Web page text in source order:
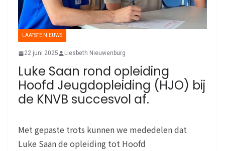
LAATSTE NIEUWS
22 juni 2025 Liesbeth Nieuwenburg
Luke Saan rond opleiding
Hoofd Jeugdopleiding (HJO) bij
de KNVB succesvol af.
Met gepaste trots kunnen we mededelen dat
Luke Saan de opleiding tot Hoofd